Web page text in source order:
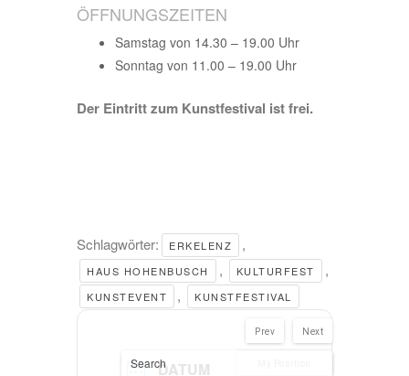
ÖFFNUNGSZEITEN
Samstag von 14.30 – 19.00 Uhr
Sonntag von 11.00 – 19.00 Uhr
Der Eintritt zum Kunstfestival ist frei.
Schlagwörter: ERKELENZ ,
HAUS HOHENBUSCH , KULTURFEST ,
KUNSTEVENT , KUNSTFESTIVAL
DATUM
Next
Prev